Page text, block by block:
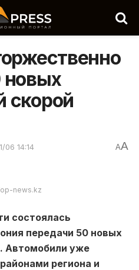
новых
скорой
06 14:14 AA
news.kz
состоялась
передачи 50 новых
Автомобили уже
региона и